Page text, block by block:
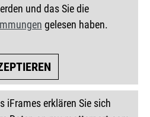
und das Sie die
gelesen haben.
iFrames erklären Sie sich